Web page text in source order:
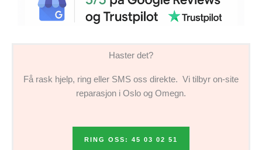
Haster det?
Få rask hjelp, ring eller SMS oss direkte. Vi tilbyr on-site
reparasjon i Oslo og Omegn.
RING OSS: 45 03 02 51